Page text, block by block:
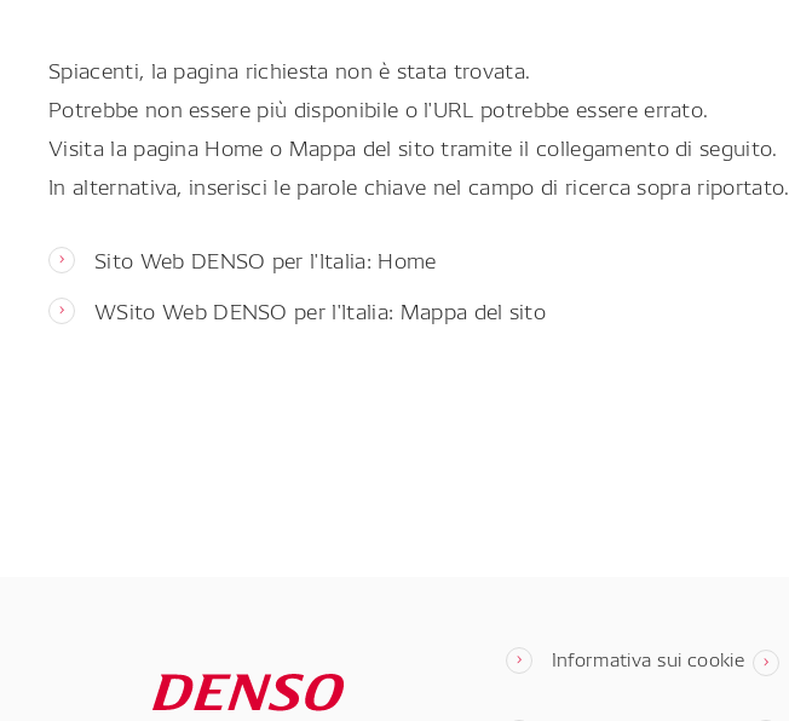
Spiacenti, la pagina richiesta non è stata trovata.
Potrebbe non essere più disponibile o l'URL potrebbe essere errato.
Visita la pagina Home o Mappa del sito tramite il collegamento di seguito.
In alternativa, inserisci le parole chiave nel campo di ricerca sopra riportato.
Sito Web DENSO per l'Italia: Home
WSito Web DENSO per l'Italia: Mappa del sito
Informativa sui cookie